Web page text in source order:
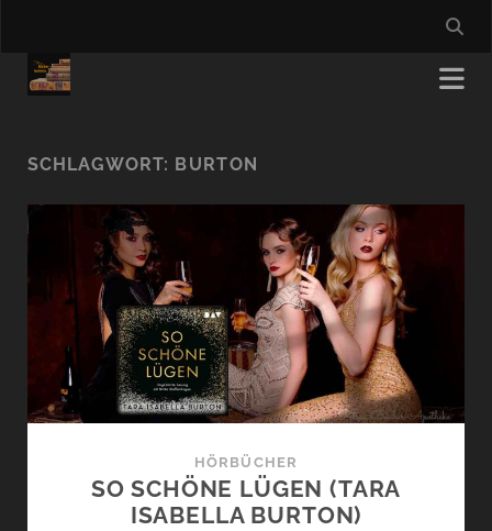
SCHLAGWORT: BURTON
HÖRBÜCHER
SO SCHÖNE LÜGEN (TARA
ISABELLA BURTON)